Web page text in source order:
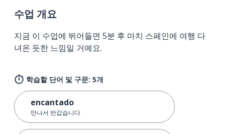
수업 개요
지금 이 수업에 뛰어들면 5분 후 마치 스페인에 여행 다
녀온 듯한 느낌일 거예요.
학습할 단어 및 구문: 5개
encantado
만나서 반갑습니다